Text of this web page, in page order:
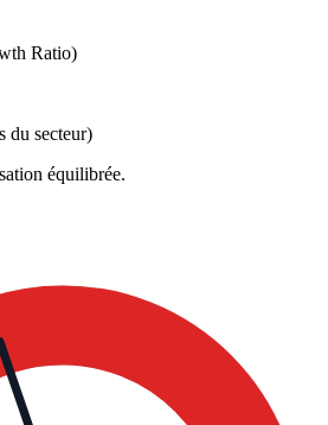
Ratio)
du secteur)
équilibrée.